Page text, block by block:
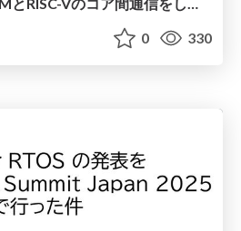
Zephyr(RTOS)でARMとRISC-Vのコア間通信をしてみた
0 330